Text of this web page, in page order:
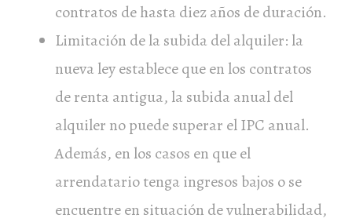
contratos de hasta diez años de duración.
Limitación de la subida del alquiler: la
nueva ley establece que en los contratos
de renta antigua, la subida anual del
alquiler no puede superar el IPC anual.
Además, en los casos en que el
arrendatario tenga ingresos bajos o se
encuentre en situación de vulnerabilidad,